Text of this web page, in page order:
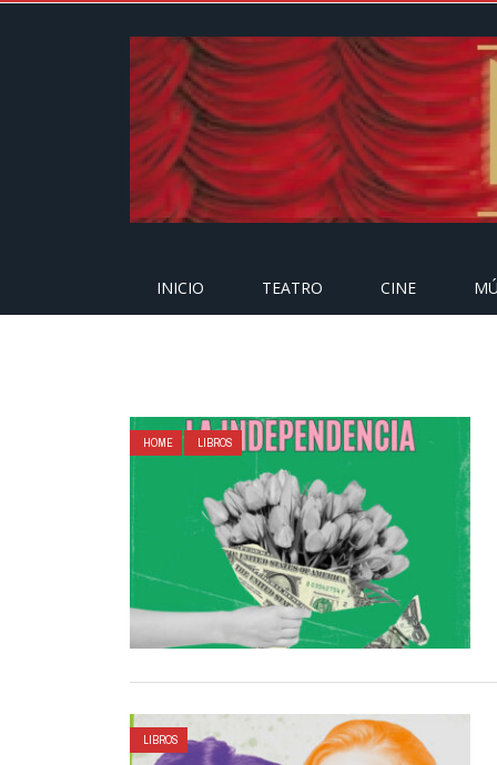
INICIO TEATRO CINE
HOME LIBROS
LIBROS